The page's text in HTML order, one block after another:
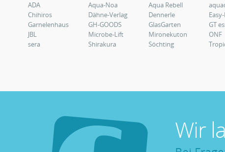
ADA Aqua-Noa Aqua Rebell
Chihiros
Dähne-Verlag Dennerle
Garnelenhaus
GH-GOODS GlasGarten GT
JBL
Microbe-Lift Mironekuton ONF
sera
Shirakura Söchting
Wir